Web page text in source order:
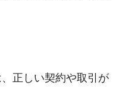
正しい契約や取引が